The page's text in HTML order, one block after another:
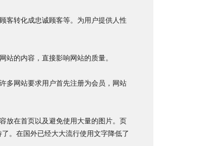
客转化成忠诚顾客等。为用户提供人性
站的内容，直接影响网站的质量。
多网站要求用户首先注册为会员，网站
放在首页以及避免使用大量的图片。页
。在国外已经大大流行使用文字降低了